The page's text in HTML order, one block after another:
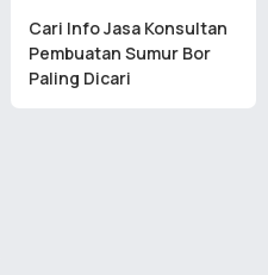
Cari Info Jasa Konsultan
Pembuatan Sumur Bor
Paling Dicari